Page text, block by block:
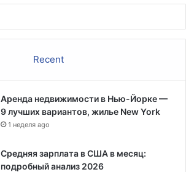
Recent
Аренда недвижимости в Нью-Йорке —
9 лучших вариантов, жилье New York
1 неделя ago
Средняя зарплата в США в месяц:
подробный анализ 2026